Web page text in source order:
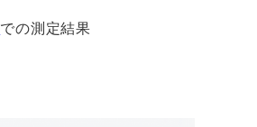
での測定結果